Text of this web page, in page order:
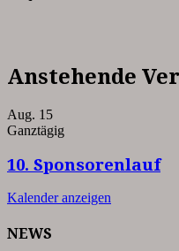
Anstehende
Aug. 15
Ganztägig
10. Sponsorenlauf
Kalender anzeigen
NEWS